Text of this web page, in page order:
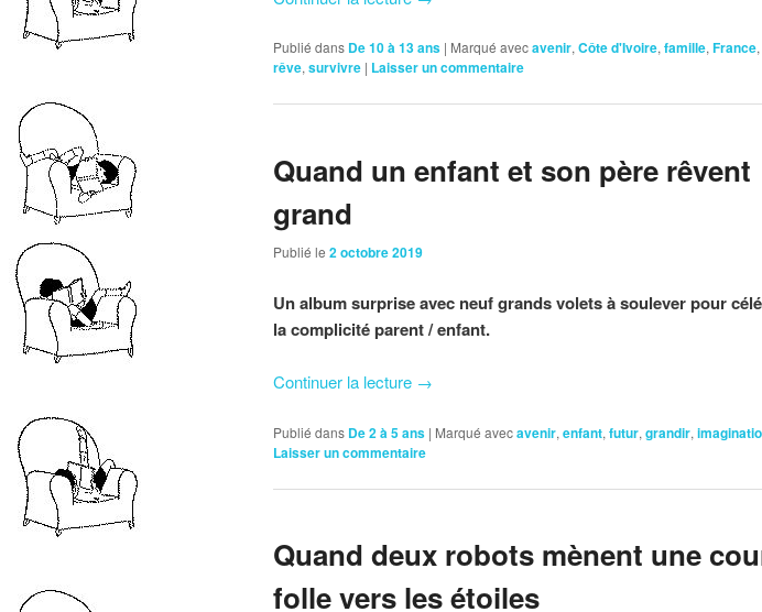
Publié dans De 10 à 13 ans | Marqué avecavenir, Côte d'Ivoire, famille, France,
rêve, survivre | Laisser un commentaire
Quand un enfant et son père rêvent
grand
Publié le 2 octobre 2019
Un album surprise avec neuf grands volets à soulever pour
la complicité parent / enfant.
Continuer la lecture →
Publié dans De 2 à 5 ans | Marqué avecavenir, enfant, futur, grandir,
Laisser un commentaire
Quand deux robots mènent une
folle vers les étoiles